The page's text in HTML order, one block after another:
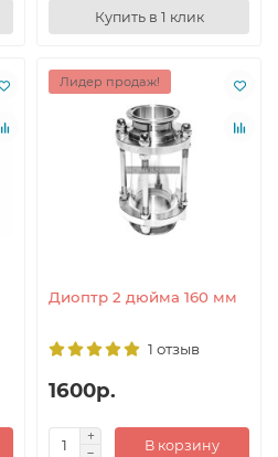
Купить в 1 клик
Лидер продаж!
Диоптр 2 дюйма 160 мм
1 отзыв
1600р.
В корзину